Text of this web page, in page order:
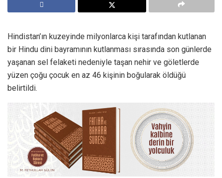
Hindistan’ın kuzeyinde milyonlarca kişi tarafından kutlanan
bir Hindu dini bayramının kutlanması sırasında son günlerde
yaşanan sel felaketi nedeniyle taşan nehir ve göletlerde
yüzen çoğu çocuk en az 46 kişinin boğularak öldüğü
belirtildi.